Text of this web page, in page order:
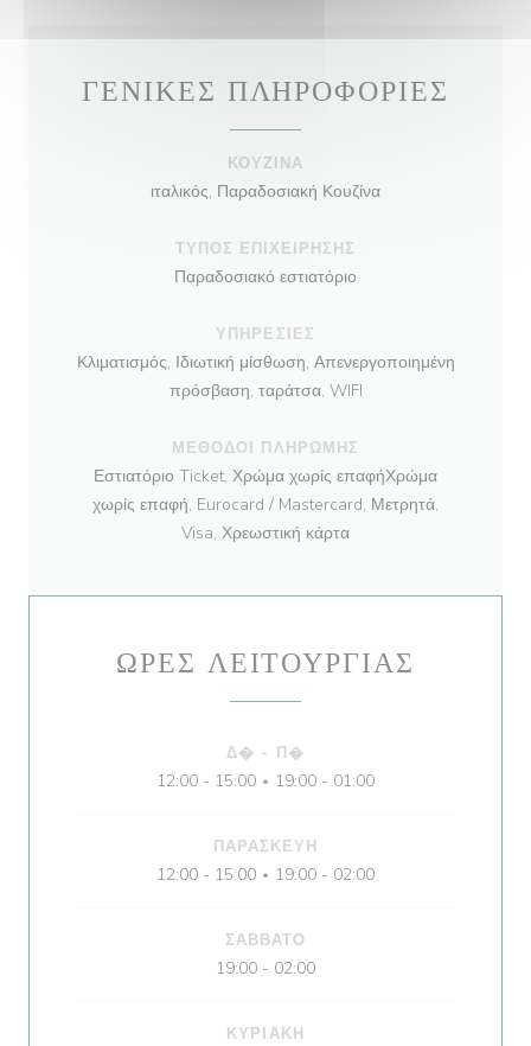
ΓΕΝΙΚΈΣ ΠΛΗΡΟΦΟΡΊΕΣ
ΚΟΥΖΊΝΑ
ιταλικός, Παραδοσιακή Κουζίνα
ΤΎΠΟΣ ΕΠΙΧΕΊΡΗΣΗΣ
Παραδοσιακό εστιατόριο
ΥΠΗΡΕΣΊΕΣ
Κλιματισμός, Ιδιωτική μίσθωση, Απενεργοποιημένη
πρόσβαση, ταράτσα, WIFI
ΜΈΘΟΔΟΙ ΠΛΗΡΩΜΉΣ
Εστιατόριο Ticket, Χρώμα χωρίς επαφήΧρώμα
χωρίς επαφή, Eurocard / Mastercard, Μετρητά,
Visa, Χρεωστική κάρτα
ΏΡΕΣ ΛΕΙΤΟΥΡΓΊΑΣ
Δ� - Π�
12:00 - 15:00 • 19:00 - 01:00
ΠΑΡΑΣΚΕΥΉ
12:00 - 15:00 • 19:00 - 02:00
ΣΆΒΒΑΤΟ
19:00 - 02:00
ΚΥΡΙΑΚΉ